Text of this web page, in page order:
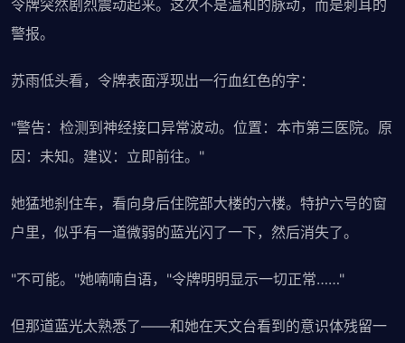
令牌突然剧烈震动起来。这次不是温和的脉动，而是刺耳的
警报。
苏雨低头看，令牌表面浮现出一行血红色的字：
"警告：检测到神经接口异常波动。位置：本市第三医院。原
因：未知。建议：立即前往。"
她猛地刹住车，看向身后住院部大楼的六楼。特护六号的窗
户里，似乎有一道微弱的蓝光闪了一下，然后消失了。
"不可能。"她喃喃自语，"令牌明明显示一切正常……"
但那道蓝光太熟悉了——和她在天文台看到的意识体残留一